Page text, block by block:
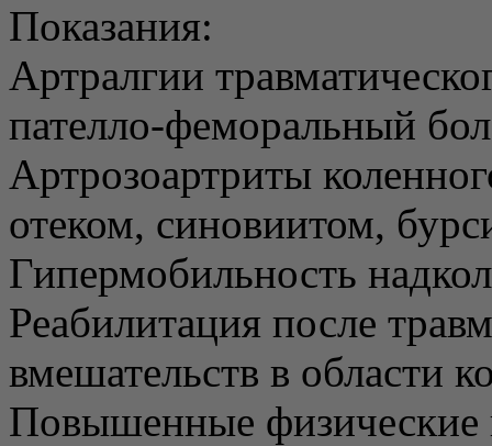
Показания:
Артралгии
пателло-феморальный
Артрозоартриты
отеком, синовиитом,
Гипермобильность
Реабилитация после
вмешательств в области
Повышенные физические